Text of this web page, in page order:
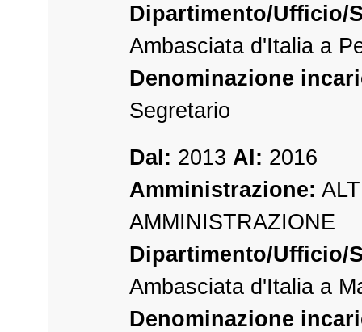
Dipartimento/Ufficio/
Ambasciata d'Italia a
Denominazione
Segretario
Dal: 2013 Al: 2016
Amministrazione:
AMMINISTRAZIONE
Dipartimento/Ufficio/
Ambasciata d'Italia a
Denominazione